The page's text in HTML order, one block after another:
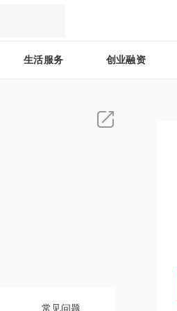
生活服务 创业融资
常见问题